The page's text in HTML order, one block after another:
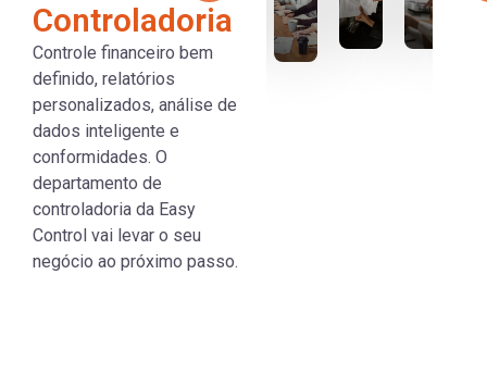
Controladoria
Controle financeiro bem
definido, relatórios
personalizados, análise de
dados inteligente e
conformidades. O
departamento de
controladoria da Easy
Control vai levar o seu
negócio ao próximo passo.